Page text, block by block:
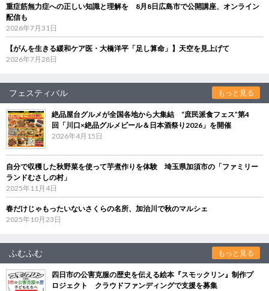
重症筋無力症への正しい知識と理解を 8月8日広島市で公開講座、オンライン
配信も
2026年7月31日
【がんを生きる緩和ケア医・大橋洋平「足し算命」】天空を見上げて
2026年7月28日
フェスティバル もっと見る
絶品屋台グルメが全国各地から大集結 “庶民派食フェス”第4
回「川口×絶品グルメビール＆日本酒祭り2026」を開催
2026年4月15日
自分で収穫した秋野菜を使って芋煮作りを体験 埼玉県加須市の「ファミリー
ランドむさしの村」
2025年11月4日
春だけじゃもったいないさくらの名所、加治川で秋のマルシェ
2025年10月23日
ふむふむ もっと見る
四日市の公害克服の歴史を伝える絵本『スモックリン』制作プ
ロジェクト クラウドファンディングで支援を募集